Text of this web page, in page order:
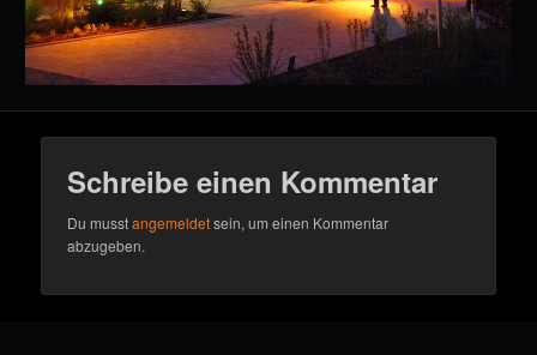
Schreibe einen Kommentar
Du musstangemeldetsein, um einen Kommentar
abzugeben.